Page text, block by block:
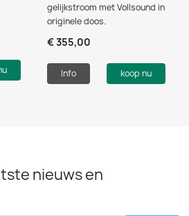
gelijkstroom met Vollsound in
originele doos.
€ 355,00
Info koop nu
nieuws en